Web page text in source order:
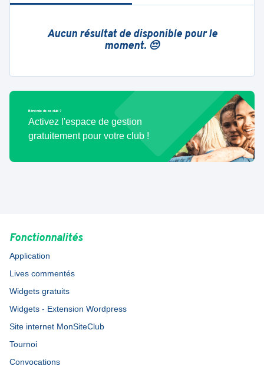
Aucun résultat de disponible pour le
moment. 😔
Bénévole de ce club ?
Activez l'espace de gestion
gratuitement pour votre club !
Fonctionnalités
Application
Lives commentés
Widgets gratuits
Widgets - Extension Wordpress
Site internet MonSiteClub
Tournoi
Convocations